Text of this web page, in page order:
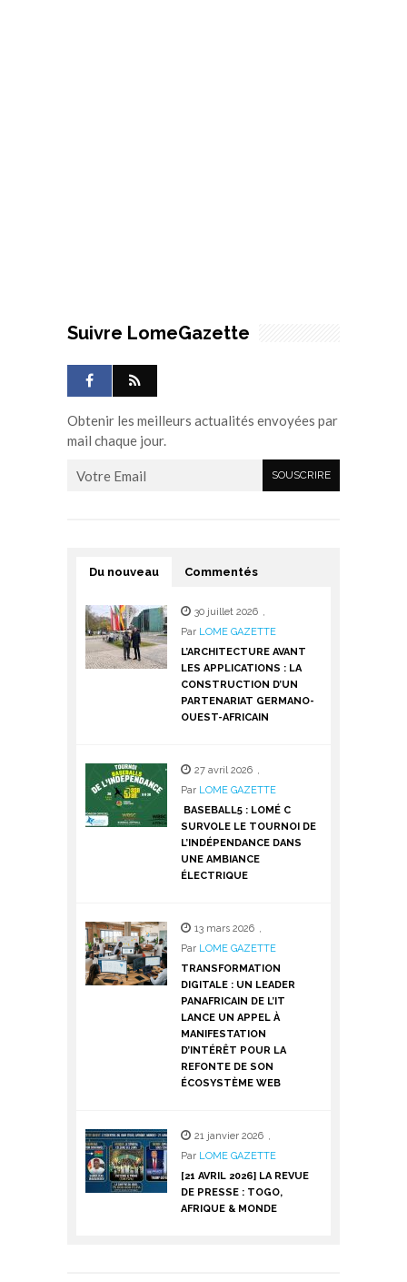
Suivre LomeGazette
Obtenir les meilleurs actualités envoyées par
mail chaque jour.
Du nouveau Commentés
30 juillet 2026 ,
Par LOME GAZETTE
L’ARCHITECTURE AVANT
LES APPLICATIONS : LA
CONSTRUCTION D’UN
PARTENARIAT GERMANO-
OUEST-AFRICAIN
27 avril 2026 ,
Par LOME GAZETTE
BASEBALL5 : LOMÉ C
SURVOLE LE TOURNOI DE
L’INDÉPENDANCE DANS
UNE AMBIANCE
ÉLECTRIQUE
13 mars 2026 ,
Par LOME GAZETTE
TRANSFORMATION
DIGITALE : UN LEADER
PANAFRICAIN DE L’IT
LANCE UN APPEL À
MANIFESTATION
D’INTÉRÊT POUR LA
REFONTE DE SON
ÉCOSYSTÈME WEB
21 janvier 2026 ,
Par LOME GAZETTE
[21 AVRIL 2026] LA REVUE
DE PRESSE : TOGO,
AFRIQUE & MONDE